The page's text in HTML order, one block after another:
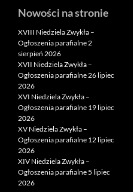
Nowości na stronie
XVIII Niedziela Zwykła –
Ogłoszenia parafialne 2
sierpień 2026
XVII Niedziela Zwykła –
Ogłoszenia parafialne 26 lipiec
2026
XVI Niedziela Zwykła –
Ogłoszenia parafialne 19 lipiec
2026
XV Niedziela Zwykła –
Ogłoszenia parafialne 12 lipiec
2026
XIV Niedziela Zwykła –
Ogłoszenia parafialne 5 lipiec
2026